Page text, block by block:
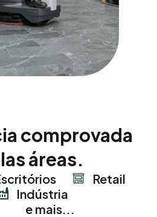
comprovada
áreas.
Retail
Indústria
e mais...